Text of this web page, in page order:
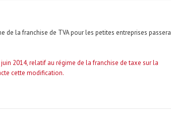
de la franchise de TVA pour les petites entreprises passera
2014, relatif au régime de la franchise de taxe sur la
cette modification.